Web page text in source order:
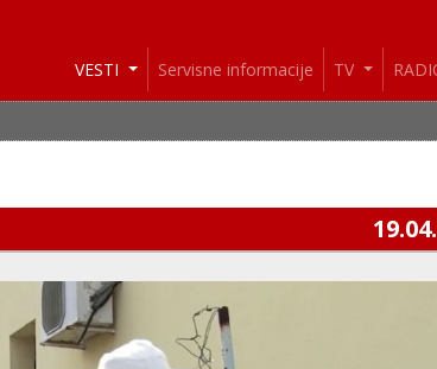
VESTI Servisne informacije TV